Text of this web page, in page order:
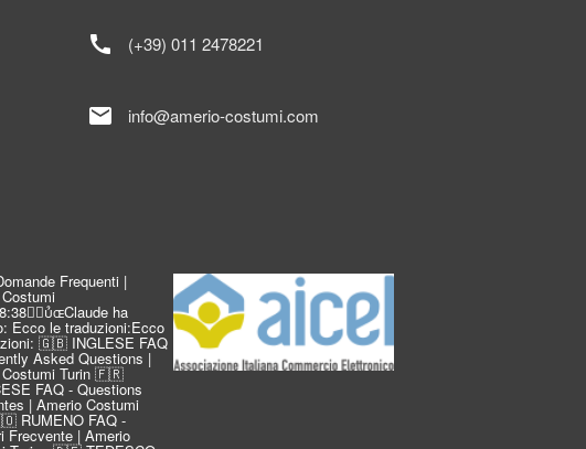
call (+39) 011 2478221
mail info@amerio-costumi.com
Frequenti |
ha
Ecco le traduzioni:Ecco
🇬🇧 INGLESE FAQ
Asked Questions |
Costumi Turin 🇫🇷
FAQ - Questions
| Amerio Costumi
RUMENO FAQ -
Frecvente | Amerio